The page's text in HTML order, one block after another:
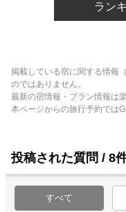
ラン
掲載している宿に関する情報
のではありません。
最新の宿情報・プラン情報は
本ページからの旅行予約では
投稿された質問 / 8
すべて